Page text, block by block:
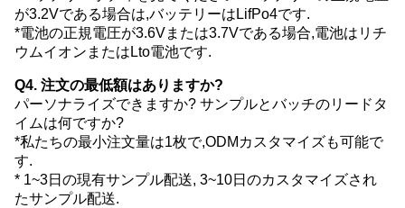
が3.2Vである場合は,バッテリーはLifPo4です.
*電池の正規電圧が3.6Vまたは3.7Vである場合,電池はリチ
ウムイオンまたはLto電池です.
Q4. 注文の最低額はありますか?
パーソナライズできますか? サンプルとバッチのリードタ
イムは何ですか?
*私たちの最小注文量は1枚で,ODMカスタマイズも可能で
す.
* 1~3日の現有サンプル配送, 3~10日のカスタマイズされ
たサンプル配送.